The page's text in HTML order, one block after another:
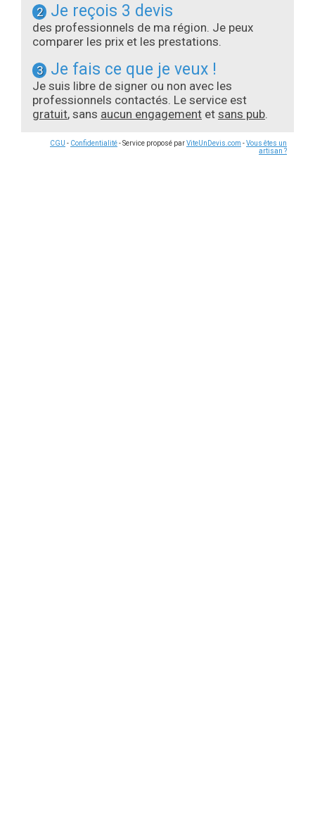
2 Je reçois 3 devis
des professionnels de ma région. Je peux
comparer les prix et les prestations.
3 Je fais ce que je veux !
Je suis libre de signer ou non avec les
professionnels contactés. Le service est
gratuit, sans aucun engagement et sans pub.
CGU - Confidentialité- Service proposé parViteUnDevis.com -Vous êtes un
artisan ?